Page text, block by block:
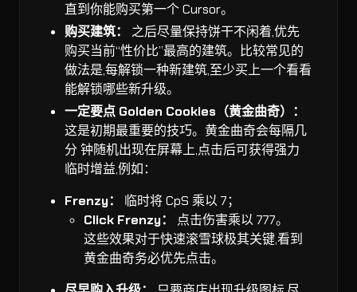
直到你能购买第一个 Cursor。
购买建筑：
之后尽量保持饼干不闲着,优先
购买当前“性价比”最高的建筑。比较常见的
做法是,每解锁一种新建筑,至少买上一个看看
能解锁哪些新升级。
一定要点 Golden Cookies（黄金曲奇）：
这是初期最重要的技巧。黄金曲奇会每隔几
分 钟随机出现在屏幕上,点击后可获得强力
临时增益,例如：
Frenzy：
临时将 CpS 乘以 7；
Click Frenzy：
点击伤害乘以 777。
这些效果对于快速滚雪球极其关键,看到
黄金曲奇务必优先点击。